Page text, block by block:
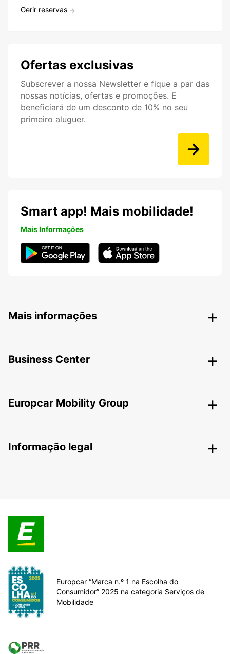
Gerir reservas
Ofertas exclusivas
Subscrever a nossa Newsletter e fique a par das
nossas notícias, ofertas e promoções. E
beneficiará de um desconto de 10% no seu
primeiro aluguer.
Smart app! Mais mobilidade!
Mais Informações
Mais informações
Business Center
Europcar Mobility Group
Informação legal
Europcar “Marca n.º 1 na Escolha do
Consumidor” 2025 na categoria Serviços de
Mobilidade